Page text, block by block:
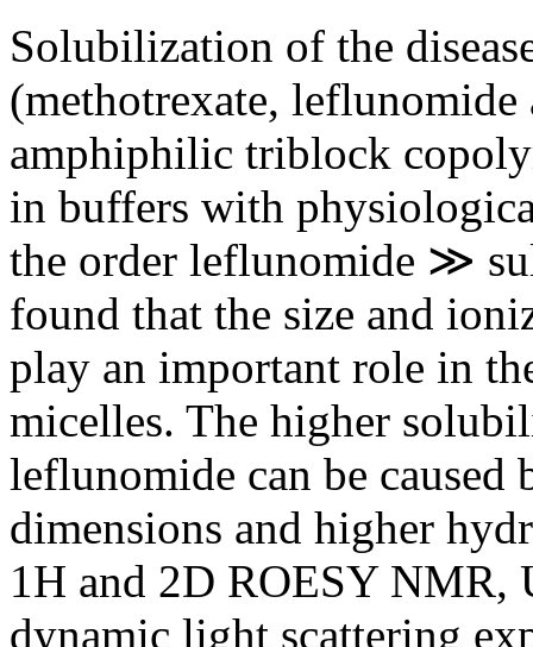
Solubilization of the
(methotrexate,
amphiphilic triblock
in buffers with
the order leflunomide ≫
found that the size and
play an important role in
micelles. The higher
leflunomide can be caused
dimensions and higher
1H and 2D ROESY NMR,
dynamic light scattering